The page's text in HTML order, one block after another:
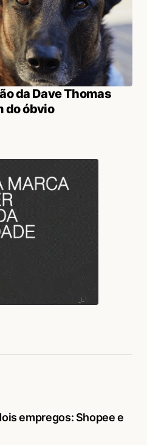
da Dave Thomas
do óbvio
empregos: Shopee e